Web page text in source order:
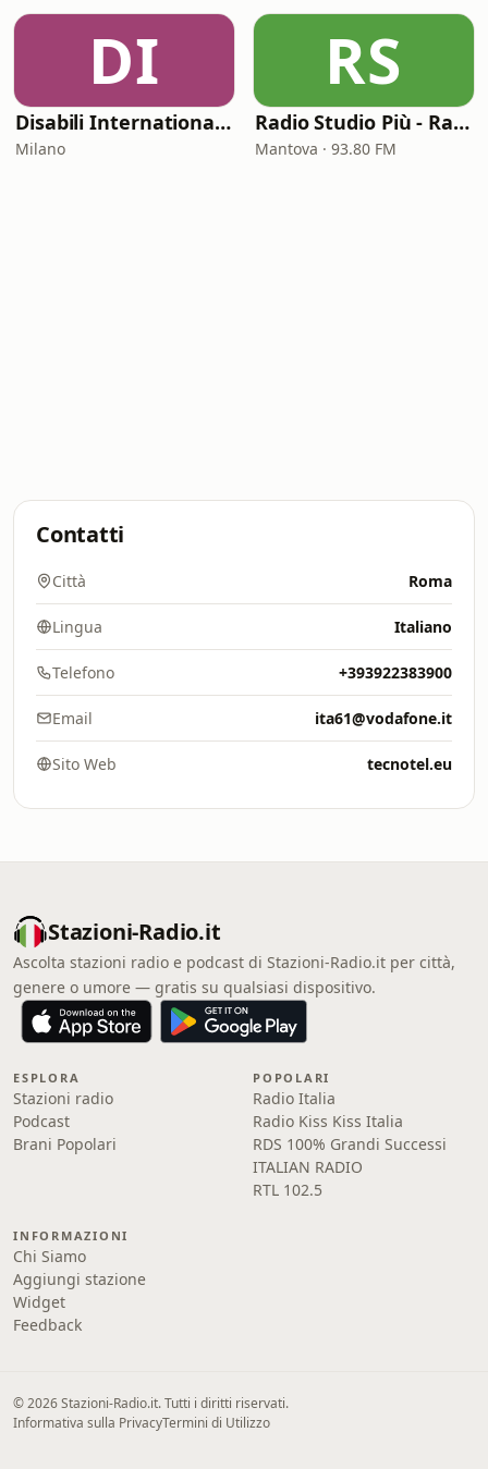
DI
Disabili International Radio
Milano
RS
Radio Studio Più - Radio '60' '70' '80'
Mantova · 93.80 FM
Contatti
Città Roma
Lingua Italiano
Telefono +393922383900
Email ita61@vodafone.it
Sito Web tecnotel.eu
Stazioni-Radio.it
Ascolta stazioni radio e podcast di Stazioni-Radio.it per città,
genere o umore — gratis su qualsiasi dispositivo.
ESPLORA
Stazioni radio
Podcast
Brani Popolari
POPOLARI
Radio Italia
Radio Kiss Kiss Italia
RDS 100% Grandi Successi
ITALIAN RADIO
RTL 102.5
INFORMAZIONI
Chi Siamo
Aggiungi stazione
Widget
Feedback
© 2026 Stazioni-Radio.it. Tutti i diritti riservati.
Informativa sulla PrivacyTermini di Utilizzo